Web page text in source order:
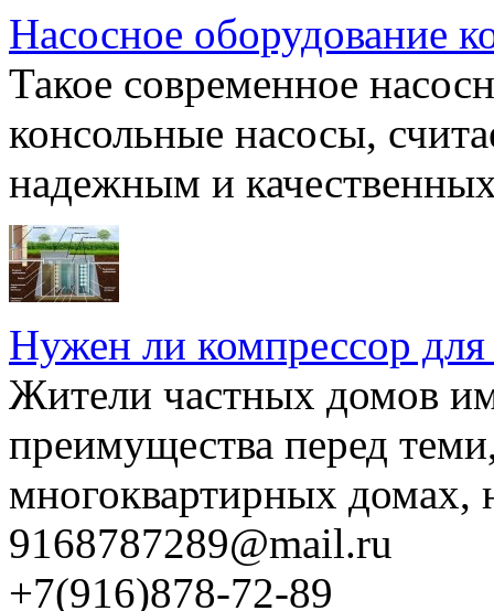
Насосное оборудование
Такое современное
консольные насосы,
надежным и
Нужен ли компрессор для
Жители частных домов
преимущества перед
многоквартирных домах,
9168787289@mail.ru
+7(916)878-72-89